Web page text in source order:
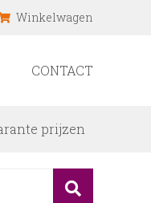
Winkelwagen
CONTACT
prijzen